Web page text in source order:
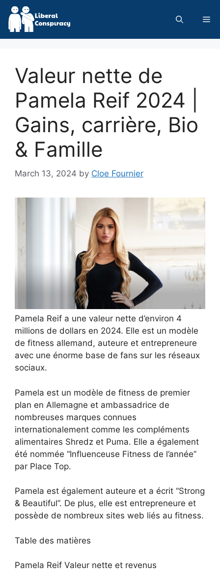
Skip
content
Valeur nette de
Pamela Reif 2024 |
Gains, carrière, Bio
& Famille
March 13, 2024 by Cloe Fournier
Pamela Reif a une valeur nette d’environ 4
millions de dollars en 2024. Elle est un modèle
de fitness allemand, auteure et entrepreneure
avec une énorme base de fans sur les réseaux
sociaux.
Pamela est un modèle de fitness de premier
plan en Allemagne et ambassadrice de
nombreuses marques connues
internationalement comme les compléments
alimentaires Shredz et Puma. Elle a également
été nommée “Influenceuse Fitness de l’année”
par Place Top.
Pamela est également auteure et a écrit “Strong
& Beautiful”. De plus, elle est entrepreneure et
possède de nombreux sites web liés au fitness.
Table des matières
Pamela Reif Valeur nette et revenus